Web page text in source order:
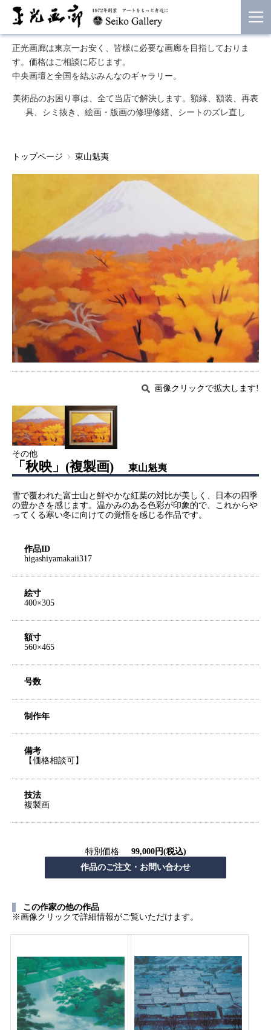
正光画廊は東京一お安く、皆様に必要な画廊を目指しておりま
す。価格はご相談に応じます。
中央画壇と全国を結ぶみんなのギャラリー。
美術品のお困り事は、全て当店で解決します。額縁、額装、再表
具、シミ抜き、絵画・版画の修理修繕、シートのズレ直し
トップページ 東山魁夷
画像クリックで拡大します!
その他
「秋映」(複製画) 東山魁夷
雪で覆われた富士山と鮮やかな紅葉の対比が美しく、日本の四季
の豊かさを感じます。温かみのある色彩が印象的で、これからや
ってくる寒い冬に向けての覚悟を感じる作品です。
作品ID
higashiyamakaii317
絵寸
400×305
額寸
560×465
号数
制作年
備考
【価格相談可】
技法
複製画
特別価格 99,000円(税込)
この作家の他の作品
※画像クリックで詳細情報がご覧いただけます。